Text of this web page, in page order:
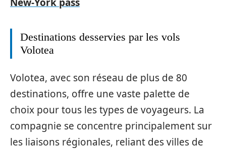
Destinations desservies par les vols
Volotea
Volotea, avec son réseau de plus de 80
destinations, offre une vaste palette de
choix pour tous les types de voyageurs. La
compagnie se concentre principalement sur
les liaisons régionales, reliant des villes de